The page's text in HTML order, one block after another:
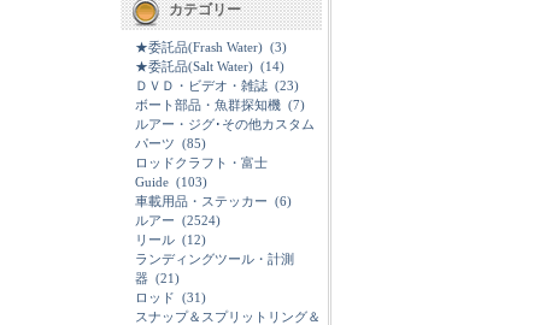
カテゴリー
★委託品(Frash Water) (3)
★委託品(Salt Water) (14)
ＤＶＤ・ビデオ・雑誌 (23)
ボート部品・魚群探知機 (7)
ルアー・ジグ･その他カスタム
パーツ (85)
ロッドクラフト・富士
Guide (103)
車載用品・ステッカー (6)
ルアー (2524)
リール (12)
ランディングツール・計測
器 (21)
ロッド (31)
スナップ＆スプリットリング＆